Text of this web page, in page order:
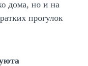
дома, но и на
прогулок